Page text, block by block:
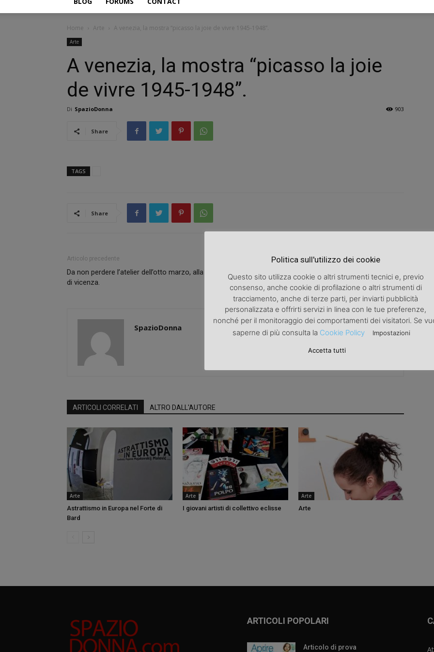
Home Arte A venezia, la mostra “picasso la joie de vivre 1945-1948”.
Arte
A venezia, la mostra “picasso la joie
de vivre 1945-1948”.
Di SpazioDonna 903
Share
TAGS
Share
Articolo precedente
Da non perdere l’atelier dell’otto marzo, alla fiera
di vicenza.
Articolo successivo
Aria di primavera e benessere in val venosta.
SpazioDonna
ARTICOLI CORRELATI ALTRO DALL'AUTORE
Arte
Astrattismo in Europa nel Forte di
Bard
Arte
I giovani artisti di collettivo eclisse
Arte
Arte
ARTICOLI POPOLARI
Articolo di prova
Politica sull'utilizzo dei cookie
Questo sito utilizza cookie o altri strumenti tecnici e, previo
consenso, anche cookie di profilazione o altri strumenti di
tracciamento, anche di terze parti, per inviarti pubblicità
personalizzata e offrirti servizi in linea con le tue preferenze,
nonché per il monitoraggio dei comportamenti dei visitatori. Se
saperne di più consulta la Cookie Policy Impostazioni
Accetta tutti